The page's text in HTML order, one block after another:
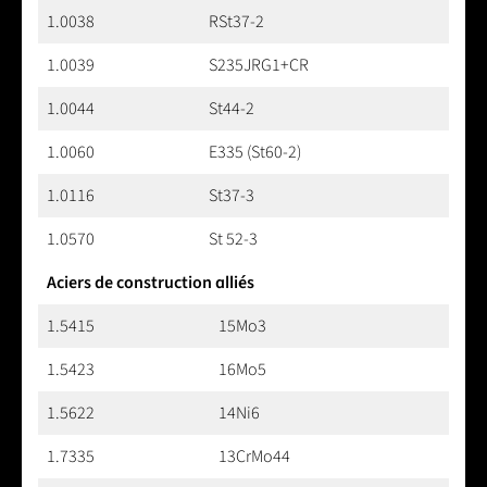
1.0038
RSt37-2
1.0039
S235JRG1+CR
1.0044
St44-2
1.0060
E335 (St60-2)
1.0116
St37-3
1.0570
St 52-3
Aciers de construction alliés
1.5415
15Mo3
1.5423
16Mo5
1.5622
14Ni6
1.7335
13CrMo44